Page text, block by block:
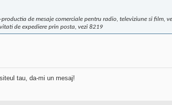
de mesaje comerciale pentru radio, televiziune si
de expediere prin posta, vezi 8219
tau, da-mi un mesaj!